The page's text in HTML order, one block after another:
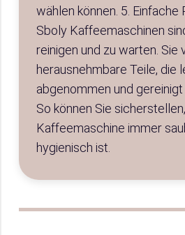
wählen können. 5. Einfache
Sboly Kaffeemaschinen
reinigen und zu warten. Sie
herausnehmbare Teile, die
abgenommen und gereinigt
So können Sie
Kaffeemaschine immer
hygienisch ist.